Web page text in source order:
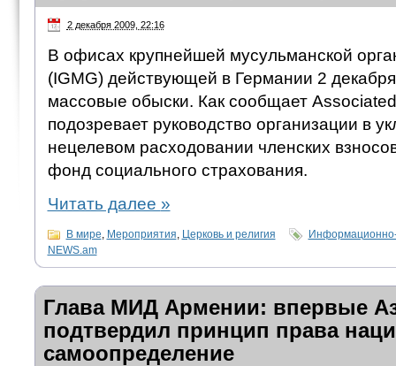
2 декабря 2009, 22:16
В офисах крупнейшей мусульманской
(IGMG) действующей в Германии 2
массовые обыски. Как сообщает
подозревает руководство организации в
нецелевом расходовании членских
фонд социального страхования.
Читать далее »
В мире Мероприятия Церковь и религия
Информационно-
NEWS.am
Глава МИД Армении: впервые
подтвердил принцип права
самоопределение